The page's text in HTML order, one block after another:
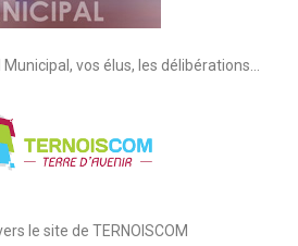
Municipal, vos élus, les délibérations…
le site de TERNOISCOM